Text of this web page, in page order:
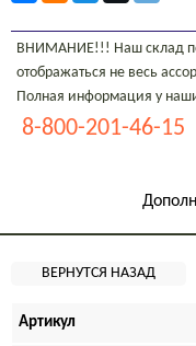
ВНИМАНИЕ!!! Наш склад
отображаться не весь
Полная информация у
8-800-201-46-15
Артикул